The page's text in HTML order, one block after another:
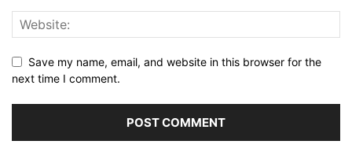
Save my name, email, and website in this browser for the
next time I comment.